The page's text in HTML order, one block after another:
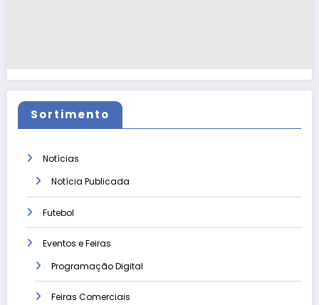
Sortimento
Notícias
Notícia Publicada
Futebol
Eventos e Feiras
Programação Digital
Feiras Comerciais